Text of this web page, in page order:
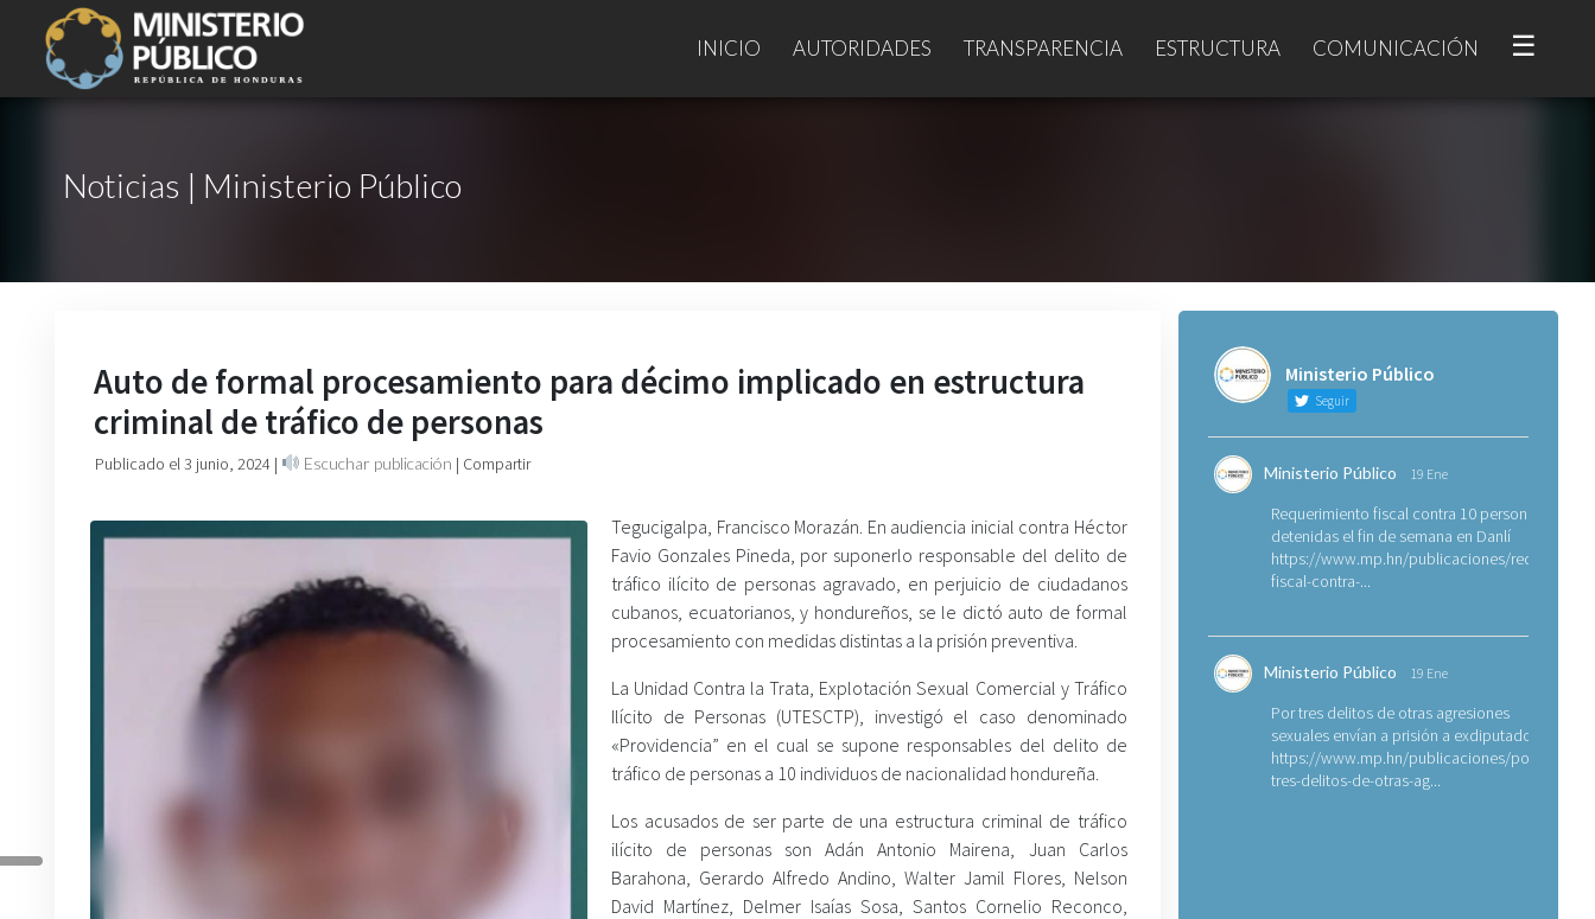
INICIO AUTORIDADES TRANSPARENCIA ESTRUCTURA COMUNICACIÓN ☰
Noticias | Ministerio Público
Auto de formal procesamiento para décimo implicado en estructura
criminal de tráfico de personas
Publicado el 3 junio, 2024 | Escuchar publicación | Compartir
Tegucigalpa, Francisco Morazán. En audiencia inicial contra Héctor
Favio Gonzales Pineda, por suponerlo responsable del delito de
tráfico ilícito de personas agravado, en perjuicio de ciudadanos
cubanos, ecuatorianos, y hondureños, se le dictó auto de formal
procesamiento con medidas distintas a la prisión preventiva.
La Unidad Contra la Trata, Explotación Sexual Comercial y Tráfico
Ilícito de Personas (UTESCTP), investigó el caso denominado
«Providencia” en el cual se supone responsables del delito de
tráfico de personas a 10 individuos de nacionalidad hondureña.
Los acusados de ser parte de una estructura criminal de tráfico
ilícito de personas son Adán Antonio Mairena, Juan Carlos
Barahona, Gerardo Alfredo Andino, Walter Jamil Flores, Nelson
David Martínez, Delmer Isaías Sosa, Santos Cornelio Reconco,
Ministerio Público
Seguir
Ministerio Público 19 Ene
Requerimiento fiscal contra 10 personas
detenidas el fin de semana en Danlí
https://www.mp.hn/publicaciones/
fiscal-contra-...
Ministerio Público 19 Ene
Por tres delitos de otras agresiones
sexuales envían a prisión a exdiputado
https://www.mp.hn/publicaciones/por-
tres-delitos-de-otras-ag...